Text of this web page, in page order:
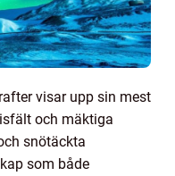
visar upp sin mest
och mäktiga
snötäckta
som både